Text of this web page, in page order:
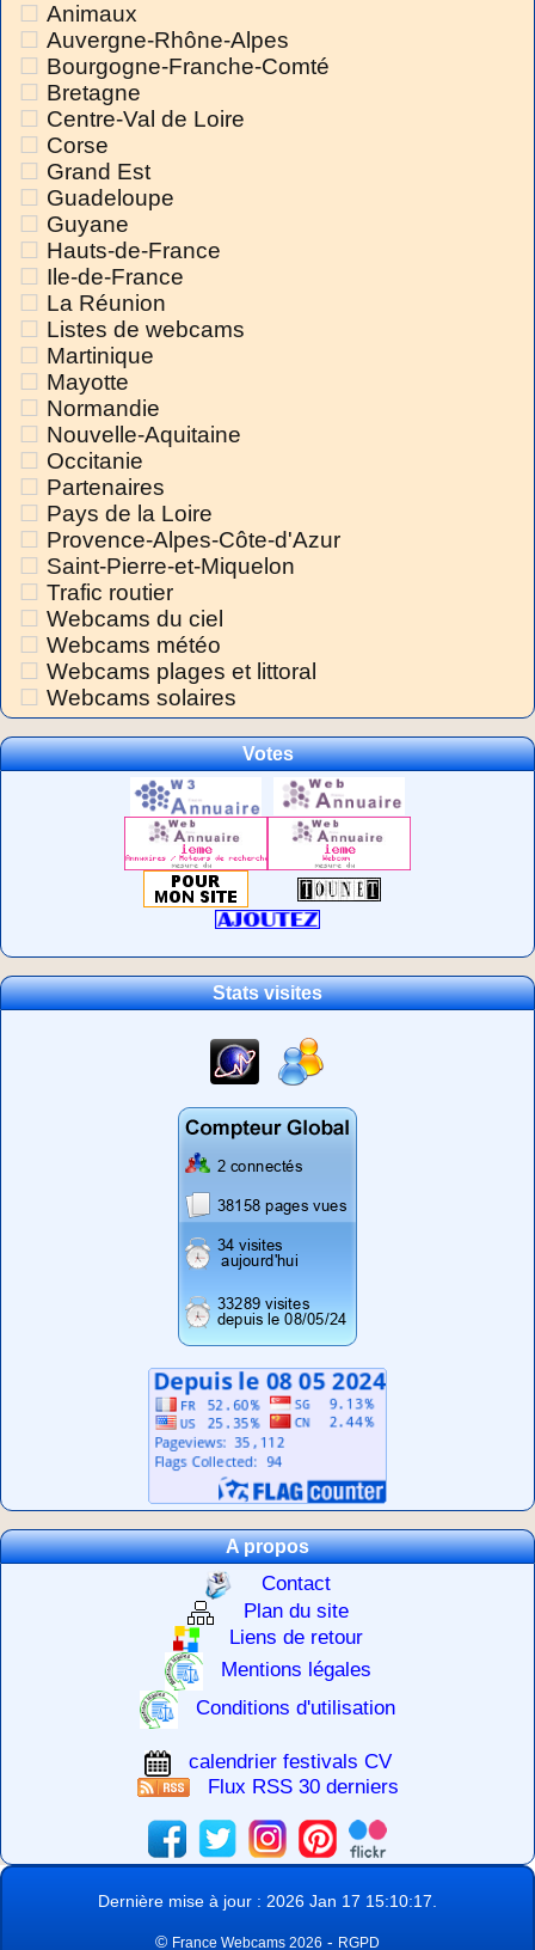
Animaux
Auvergne-Rhône-Alpes
Bourgogne-Franche-Comté
Bretagne
Centre-Val de Loire
Corse
Grand Est
Guadeloupe
Guyane
Hauts-de-France
Ile-de-France
La Réunion
Listes de webcams
Martinique
Mayotte
Normandie
Nouvelle-Aquitaine
Occitanie
Partenaires
Pays de la Loire
Provence-Alpes-Côte-d'Azur
Saint-Pierre-et-Miquelon
Trafic routier
Webcams du ciel
Webcams météo
Webcams plages et littoral
Webcams solaires
Votes
Stats visites
A propos
Contact
Plan du site
Liens de retour
Mentions légales
Conditions d'utilisation
calendrier festivals CV
Flux RSS 30 derniers
Dernière mise à jour : 2026 Jan 17 15:10:17.
© France Webcams 2026 - RGPD